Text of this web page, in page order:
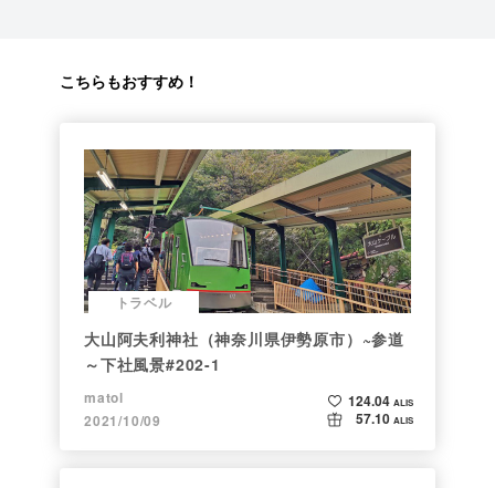
こちらもおすすめ！
トラベル
大山阿夫利神社（神奈川県伊勢原市）~参道
～下社風景#202-1
matol
2021/10/09
124.04 ALIS
57.10 ALIS